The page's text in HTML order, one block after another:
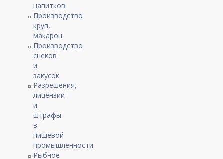
напитков
Производство
круп,
макарон
Производство
снеков
и
закусок
Разрешения,
лицензии
и
штрафы
в
пищевой
промышленности
Рыбное